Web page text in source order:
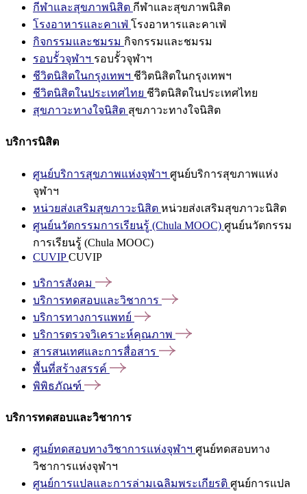
กีฬาและสุขภาพนิสิต กีฬาและสุขภาพนิสิต
โรงอาหารและคาเฟ่ โรงอาหารและคาเฟ่
กิจกรรมและชมรม กิจกรรมและชมรม
รอบรั้วจุฬาฯ รอบรั้วจุฬาฯ
ชีวิตนิสิตในกรุงเทพฯ ชีวิตนิสิตในกรุงเทพฯ
ชีวิตนิสิตในประเทศไทย ชีวิตนิสิตในประเทศไทย
สุขภาวะทางใจนิสิต สุขภาวะทางใจนิสิต
บริการนิสิต
ศูนย์บริการสุขภาพแห่งจุฬาฯ ศูนย์บริการสุขภาพแห่ง
จุฬาฯ
หน่วยส่งเสริมสุขภาวะนิสิต หน่วยส่งเสริมสุขภาวะนิสิต
ศูนย์นวัตกรรมการเรียนรู้ (Chula MOOC) ศูนย์นวัตกรรม
การเรียนรู้ (Chula MOOC)
CUVIPCUVIP
บริการสังคม
บริการทดสอบและวิชาการ
บริการทางการแพทย์
บริการตรวจวิเคราะห์คุณภาพ
สารสนเทศและการสื่อสาร
พื้นที่สร้างสรรค์
พิพิธภัณฑ์
บริการทดสอบและวิชาการ
ศูนย์ทดสอบทางวิชาการแห่งจุฬาฯ ศูนย์ทดสอบทาง
วิชาการแห่งจุฬาฯ
ศูนย์การแปลและการล่ามเฉลิมพระเกียรติ ศูนย์การแปล